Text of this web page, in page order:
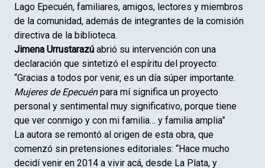
Lago Epecuén, familiares, amigos, lectores y miembros
de la comunidad, además de integrantes de la comisión
directiva de la biblioteca.
Jimena Urrustarazú abrió su intervención con una
declaración que sintetizó el espíritu del proyecto:
“Gracias a todos por venir, es un día súper importante.
Mujeres de Epecuénpara mí significa un proyecto
personal y sentimental muy significativo, porque tiene
que ver conmigo y con mi familia… y familia amplia”
La autora se remontó al origen de esta obra, que
comenzó sin pretensiones editoriales: “Hace mucho
decidí venir en 2014 a vivir acá, desde La Plata, y